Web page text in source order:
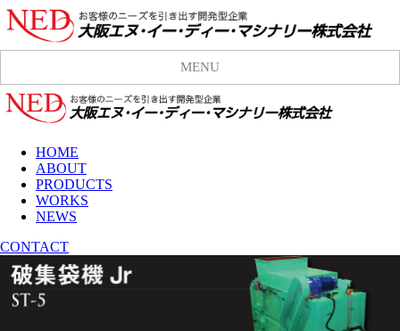
MENU
HOME
ABOUT
PRODUCTS
WORKS
NEWS
CONTACT